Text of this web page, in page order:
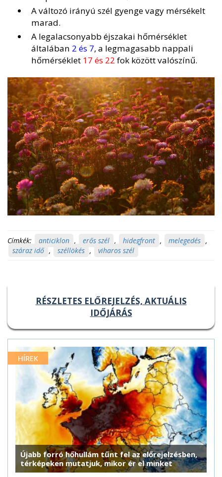
A változó irányú szél gyenge vagy mérsékelt
marad.
A legalacsonyabb éjszakai hőmérséklet
általában 2 és 7, a legmagasabb nappali
hőmérséklet 17 és 22 fok között valószínű.
Címkék: anticiklon , erős szél , hidegfront , melegedés ,
száraz idő , széllökés , viharos szél
RÉSZLETES ELŐREJELZÉS, AKTUÁLIS
IDŐJÁRÁS
HÍREK
Újabb forró hőhullám tűnt fel az előrejelzésben,
térképeken mutatjuk, mikor ér el minket